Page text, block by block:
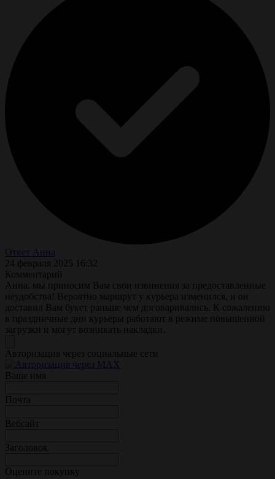
Ответ Анна
24 февраля 2025 16:32
Комментарий
Анна, мы приносим Вам свои извинения за предоставленные
неудобства! Вероятно маршрут у курьера изменился, и он
доставил Вам букет раньше чем договаривались. К сожалению
в праздничные дни курьеры работают в режиме повышенной
загрузки и могут возникать накладки.
Авторизация через социальные сети
Ваше имя
Почта
Вебсайт
Заголовок
Оцените покупку